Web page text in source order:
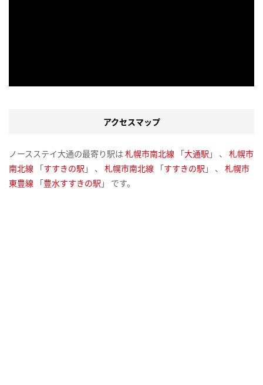
アクセスマップ
ノースステイ大通の最寄り駅は 札幌市南北線 「大通駅 」 、 札幌市
南北線 「すすきの駅 」 、 札幌市南北線 「すすきの駅 」 、 札幌市
東豊線 「豊水すすきの駅 」 です。